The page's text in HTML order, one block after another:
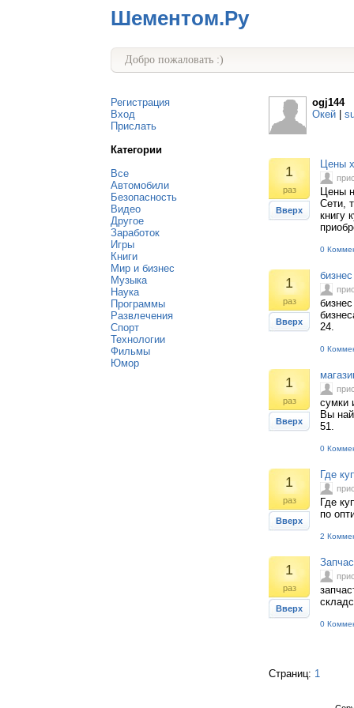
Шементом.Ру
Добро пожаловать :)
Регистрация
Вход
Прислать
Категории
Все
Автомобили
Безопасность
Видео
Другое
Заработок
Игры
Книги
Мир и бизнес
Музыка
Наука
Программы
Развлечения
Спорт
Технологии
Фильмы
Юмор
ogj144
Окей
1
раз
Вверх
Цены
Цены
Сети,
книгу
0
1
раз
Вверх
24.
0
1
раз
Вверх
сумки
Вы
51.
0
1
раз
Вверх
Где
Где
по
2
1
раз
Вверх
0
Страниц: 1